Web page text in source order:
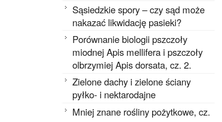
Sąsiedzkie spory – czy sąd może
nakazać likwidację pasieki?
Porównanie biologii pszczoły
miodnej Apis mellifera i pszczoły
olbrzymiej Apis dorsata, cz. 2.
Zielone dachy i zielone ściany
pyłko- i nektarodajne
Mniej znane rośliny pożytkowe, cz.